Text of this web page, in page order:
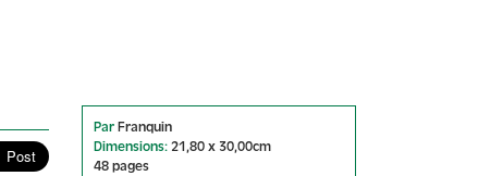
ParFranquin
Dimensions:21,80 x 30,00cm
48 pages